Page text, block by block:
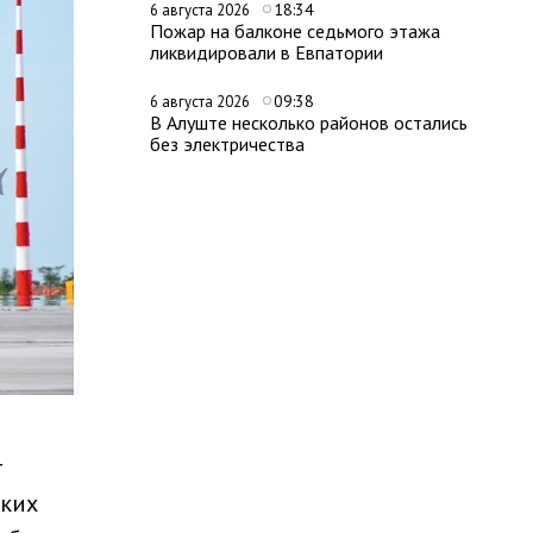
6 августа 2026 18:34
Пожар на балконе седьмого этажа
ликвидировали в Евпатории
6 августа 2026 09:38
В Алуште несколько районов остались
без электричества